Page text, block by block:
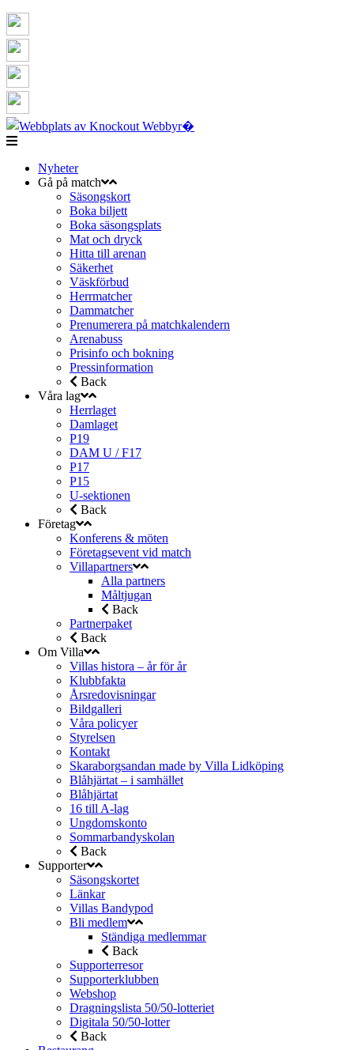
Nyheter
Gå på match
Säsongskort
Boka biljett
Boka säsongsplats
Mat och dryck
Hitta till arenan
Säkerhet
Väskförbud
Herrmatcher
Dammatcher
Prenumerera på matchkalendern
Arenabuss
Prisinfo och bokning
Pressinformation
Back
Våra lag
Herrlaget
Damlaget
P19
DAM U / F17
P17
P15
U-sektionen
Back
Företag
Konferens & möten
Företagsevent vid match
Villapartners
Alla partners
Måltjugan
Back
Partnerpaket
Back
Om Villa
Villas histora – år för år
Klubbfakta
Årsredovisningar
Bildgalleri
Våra policyer
Styrelsen
Kontakt
Skaraborgsandan made by Villa Lidköping
Blåhjärtat – i samhället
Blåhjärtat
16 till A-lag
Ungdomskonto
Sommarbandyskolan
Back
Supporter
Säsongskortet
Länkar
Villas Bandypod
Bli medlem
Ständiga medlemmar
Back
Supporterresor
Supporterklubben
Webshop
Dragningslista 50/50-lotteriet
Digitala 50/50-lotter
Back